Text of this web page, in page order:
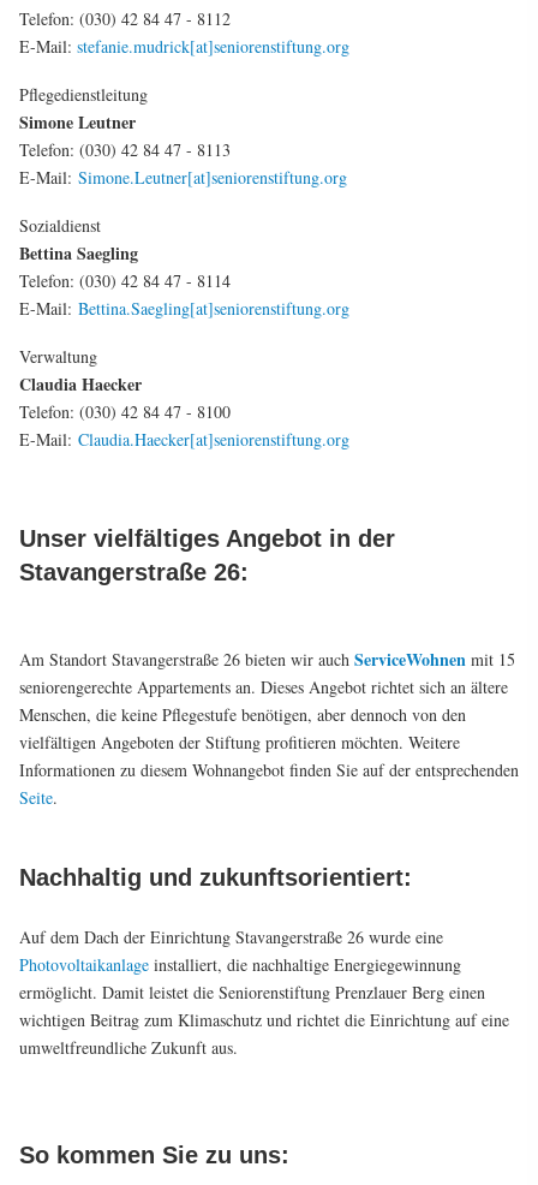
Telefon: (030) 42 84 47 - 8112
E-Mail: stefanie.mudrick[at]seniorenstiftung.org
Pflegedienstleitung
Simone Leutner
Telefon: (030) 42 84 47 - 8113
E-Mail: Simone.Leutner[at]seniorenstiftung.org
Sozialdienst
Bettina Saegling
Telefon: (030) 42 84 47 - 8114
E-Mail: Bettina.Saegling[at]seniorenstiftung.org
Verwaltung
Claudia Haecker
Telefon: (030) 42 84 47 - 8100
E-Mail: Claudia.Haecker[at]seniorenstiftung.org
Unser vielfältiges Angebot in der
Stavangerstraße 26:
Am Standort Stavangerstraße 26 bieten wir auch ServiceWohnen mit 15
seniorengerechte Appartements an. Dieses Angebot richtet sich an ältere
Menschen, die keine Pflegestufe benötigen, aber dennoch von den
vielfältigen Angeboten der Stiftung profitieren möchten. Weitere
Informationen zu diesem Wohnangebot finden Sie auf der entsprechenden
Seite.
Nachhaltig und zukunftsorientiert:
Auf dem Dach der Einrichtung Stavangerstraße 26 wurde eine
Photovoltaikanlage installiert, die nachhaltige Energiegewinnung
ermöglicht. Damit leistet die Seniorenstiftung Prenzlauer Berg einen
wichtigen Beitrag zum Klimaschutz und richtet die Einrichtung auf eine
umweltfreundliche Zukunft aus.
So kommen Sie zu uns: